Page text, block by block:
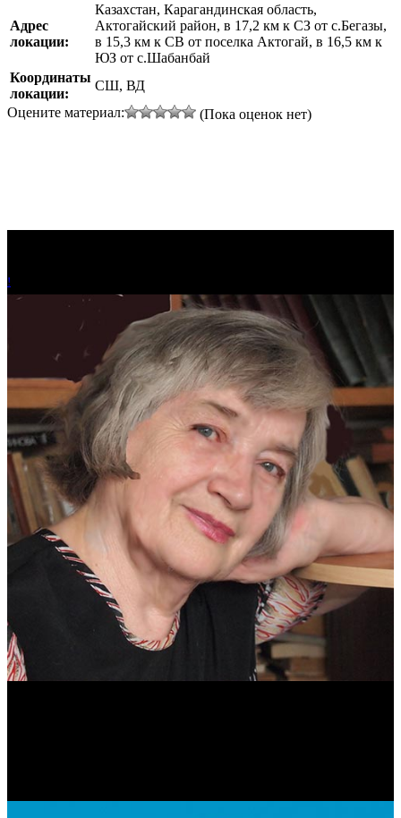
Адрес
локации:
Казахстан, Карагандинская область,
Актогайский район, в 17,2 км к СЗ от с.Бегазы,
в 15,3 км к СВ от поселка Актогай, в 16,5 км к
ЮЗ от с.Шабанбай
Координаты
локации:
СШ, ВД
Оцените материал:
(Пока оценок нет)
!